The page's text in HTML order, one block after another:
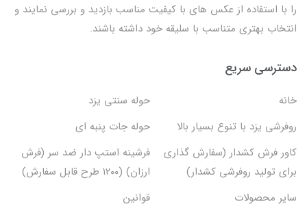
را با استفاده از عکس های با کیفیت مناسب بازدید و بررسی نمایند و
انتخاب بهتری متناسب با سلیقه خود داشته باشند.
دسترسی سریع
خانه
حوله سنتی یزد
روفرشی یزد با تنوع بسیار بالا
حوله جات پنبه ای
کاور فرش کشدار (سفارش گذاری
برای تولید روفرشی کشدار)
فرشینه استپ دار ضد سر (فرش
ارزان) (۱۲۰۰ طرح قابل سفارش)
سایر محصولات
قوانین